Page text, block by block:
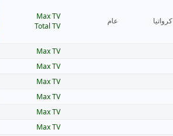
كرواتيا عام
Max TV
Total TV
Max TV
Max TV
Max TV
Max TV
Max TV
Max TV